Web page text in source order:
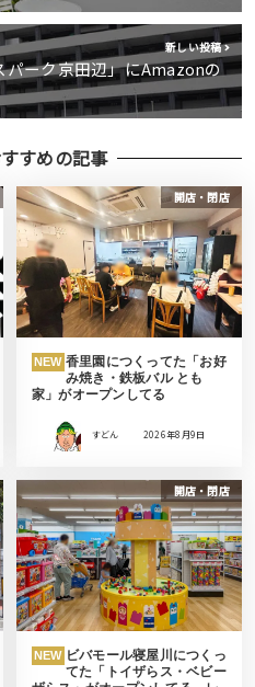
新しい投稿
ーク京田辺」にAmazonの
すめの記事
開店・閉店
NEW 香里園につくってた「お好
み焼き・鉄板バル とも
家」がオープンしてる
すどん 2026年8月9日
開店・閉店
NEW ビバモール寝屋川につくっ
てた「トイザらス・ベビー